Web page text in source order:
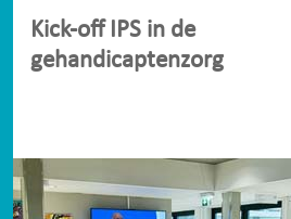
Kick-off IPS in de
gehandicaptenzorg